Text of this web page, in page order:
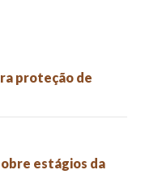
proteção de
estágios da